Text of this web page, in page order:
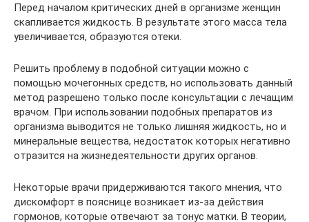
Перед началом критических дней в организме женщин
скапливается жидкость. В результате этого масса тела
увеличивается, образуются отеки.
Решить проблему в подобной ситуации можно с
помощью мочегонных средств, но использовать данный
метод разрешено только после консультации с лечащим
врачом. При использовании подобных препаратов из
организма выводится не только лишняя жидкость, но и
минеральные вещества, недостаток которых негативно
отразится на жизнедеятельности других органов.
Некоторые врачи придерживаются такого мнения, что
дискомфорт в пояснице возникает из-за действия
гормонов, которые отвечают за тонус матки. В теории,